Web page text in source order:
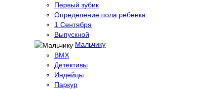
Первый зубик
Определение пола ребенка
1 Сентября
Выпускной
Мальчику
BMX
Детективы
Индейцы
Паркур